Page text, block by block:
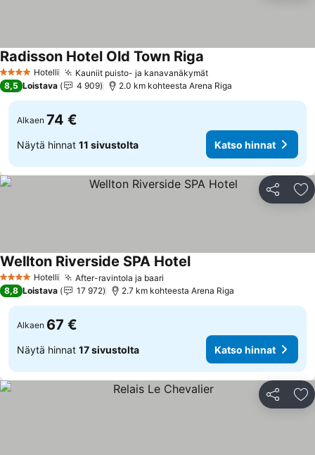
4 Tähtiluokitus
Hotelli Kauniit puisto- ja kanavanäkymät
Radisson Hotel Old Town Riga
8,5 Loistava 4 909 2.0 km kohteesta Arena Riga
Alkaen 74 €
Näytä hinnat 11 sivustolta Katso hinnat
Jaa
4 Tähtiluokitus
Hotelli After-ravintola ja baari
Wellton Riverside SPA Hotel
8,8 Loistava 17 972 2.7 km kohteesta Arena Riga
Alkaen 67 €
Näytä hinnat 17 sivustolta Katso hinnat
Jaa